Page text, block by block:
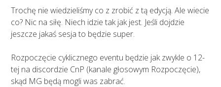
Trochę nie wiedzieliśmy co z zrobić z tą edycją. Ale wiecie
co? Nic na siłę. Niech idzie tak jak jest. Jeśli dojdzie
jeszcze jakaś sesja to będzie super.
Rozpoczęcie cyklicznego eventu będzie jak zwykle o 12-
tej na discordzie CnP (kanale głosowym Rozpoczęcie),
skąd MG będą mogli was zabrać.